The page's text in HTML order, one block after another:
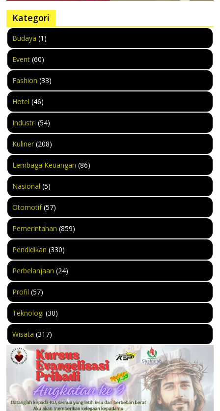
Kategori
Budaya (1)
Event (60)
Fashion (33)
Hotel (46)
Industri (54)
Kuliner (208)
Lembaga Keuangan (86)
Nasional (5)
Otomotif(57)
Pemerintahan (859)
Pendidikan (330)
Perbelanjaan (24)
Profil (57)
Teknologi (30)
Wisata (317)